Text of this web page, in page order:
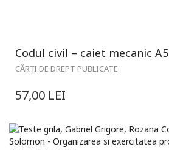
Codul civil – caiet mecanic A5
CĂRȚI DE DREPT PUBLICATE
57,00 LEI